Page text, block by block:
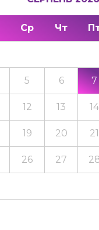
Ср Чт
5 6 7
12 13 14
19 20 21
26 27